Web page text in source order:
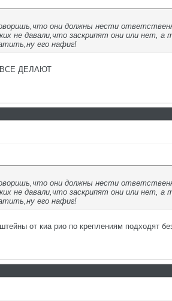
они должны нести
не давали,что заскрипят они или
его нафиг!
ДЕЛАЮТ
они должны нести
не давали,что заскрипят они или
его нафиг!
от киа рио по креплениям подходят